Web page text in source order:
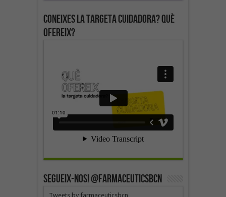
Coneixes la targeta cuidadora? Què
ofereix?
SEGUEIX-NOS! @farmaceuticsbcn
Tweets by farmaceuticsbcn